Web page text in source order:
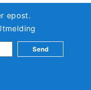
epost.